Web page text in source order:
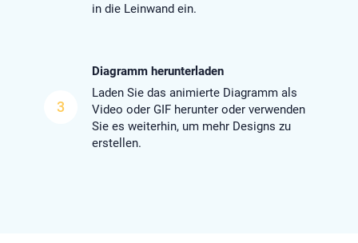
in die Leinwand ein.
3
Diagramm herunterladen
Laden Sie das animierte Diagramm als
Video oder GIF herunter oder verwenden
Sie es weiterhin, um mehr Designs zu
erstellen.